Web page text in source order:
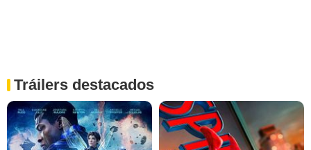
Tráilers destacados